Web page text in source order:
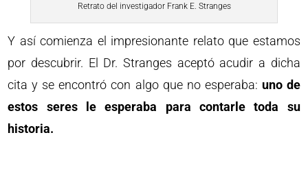
Retrato del investigador Frank E. Stranges
Y así comienza el impresionante relato que estamos
por descubrir. El Dr. Stranges aceptó acudir a dicha
cita y se encontró con algo que no esperaba: uno de
estos seres le esperaba para contarle toda su
historia.